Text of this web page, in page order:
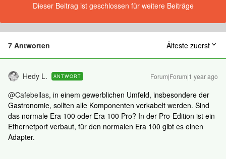
Dieser Beitrag ist geschlossen für weitere Beiträge
7 Antworten Älteste zuerst
Hedy L. ANTWORT Forum|Forum|1 year ago
@Cafebellas, in einem gewerblichen Umfeld, insbesondere der
Gastronomie, sollten alle Komponenten verkabelt werden. Sind
das normale Era 100 oder Era 100 Pro? In der Pro-Edition ist ein
Ethernetport verbaut, für den normalen Era 100 gibt es einen
Adapter.